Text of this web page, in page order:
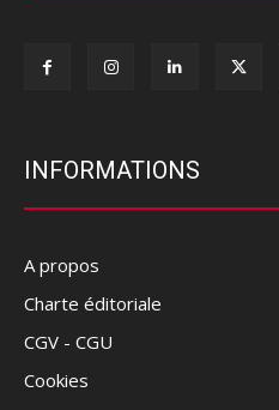
INFORMATIONS
A propos
Charte éditoriale
CGV - CGU
Cookies